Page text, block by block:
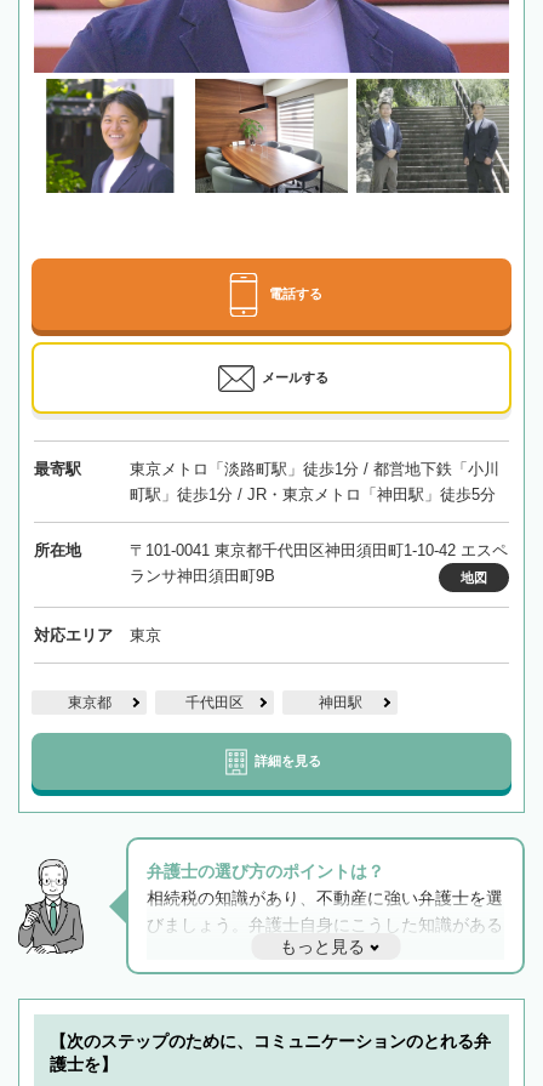
電話する
メールする
最寄駅
東京メトロ「淡路町駅」徒歩1分 / 都営地下鉄「小川
町駅」徒歩1分 / JR・東京メトロ「神田駅」徒歩5分
所在地
〒101-0041 東京都千代田区神田須田町1-10-42 エスペ
ランサ神田須田町9B
地図
対応エリア 東京
東京都 千代田区 神田駅
詳細を見る
弁護士の選び方のポイントは？
相続税の知識があり、不動産に強い弁護士を選
びましょう。弁護士自身にこうした知識がある
と他士業との連携もスムーズに進み、トラブル
解決のみならず相続をトータルで任せることが
できます。また、相続は感情がからむ分野なの
でフィーリングも重要です。実際に電話や面談
もっと見る
【次のステップのために、コミュニケーションのとれる弁
護士を】